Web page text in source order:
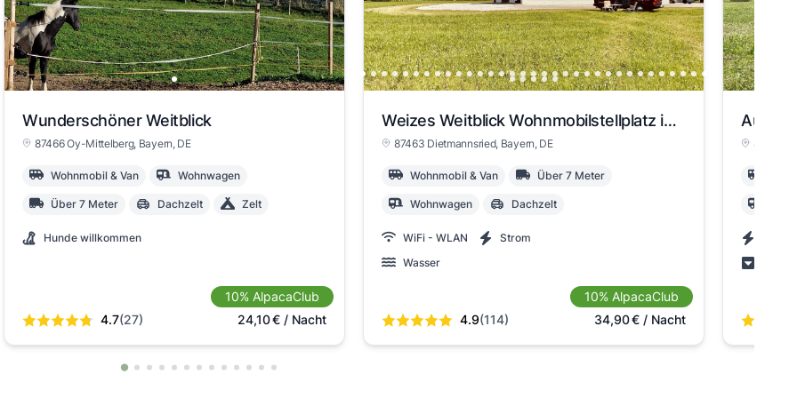
Wunderschöner Weitblick
87466 Oy-Mittelberg, Bayern, DE
Wohnmobil & Van Wohnwagen
Über 7 Meter Dachzelt Zelt
Hunde willkommen
4.7(27)
10% AlpacaClub
24,10€ / Nacht
Weizes Weitblick Wohnmobilstellplatz in Dietmannsried
87463 Dietmannsried, Bayern, DE
Wohnmobil & Van Über 7 Meter
Wohnwagen Dachzelt
WiFi - WLAN
Strom
Wasser
4.9(114)
10% AlpacaClub
34,90€ / Nacht
Auf
87496